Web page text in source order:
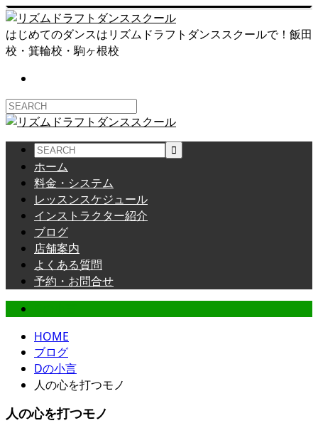
はじめてのダンスはリズムドラフトダンススクールで！飯田
校・箕輪校・駒ヶ根校
ホーム
料金・システム
レッスンスケジュール
インストラクター紹介
ブログ
店舗案内
よくある質問
予約・お問合せ
HOME
ブログ
Dの小言
人の心を打つモノ
人の心を打つモノ